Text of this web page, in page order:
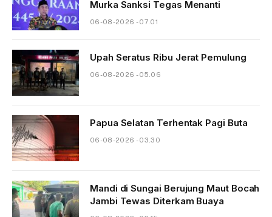
Murka Sanksi Tegas Menanti
06-08-2026 - 07.01
Upah Seratus Ribu Jerat Pemulung
06-08-2026 - 05.06
Papua Selatan Terhentak Pagi Buta
06-08-2026 - 03.30
Mandi di Sungai Berujung Maut Bocah
Jambi Tewas Diterkam Buaya